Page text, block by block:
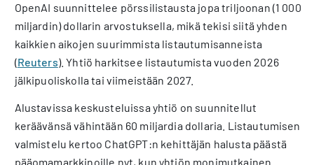
OpenAI suunnittelee pörssilistausta jopa triljoonan (1 000
miljardin) dollarin arvostuksella, mikä tekisi siitä yhden
kaikkien aikojen suurimmista listautumisanneista
(Reuters). Yhtiö harkitsee listautumista vuoden 2026
jälkipuoliskolla tai viimeistään 2027.
Alustavissa keskusteluissa yhtiö on suunnitellut
keräävänsä vähintään 60 miljardia dollaria. Listautumisen
valmistelu kertoo ChatGPT:n kehittäjän halusta päästä
pääomamarkkinoille nyt, kun yhtiön monimutkainen